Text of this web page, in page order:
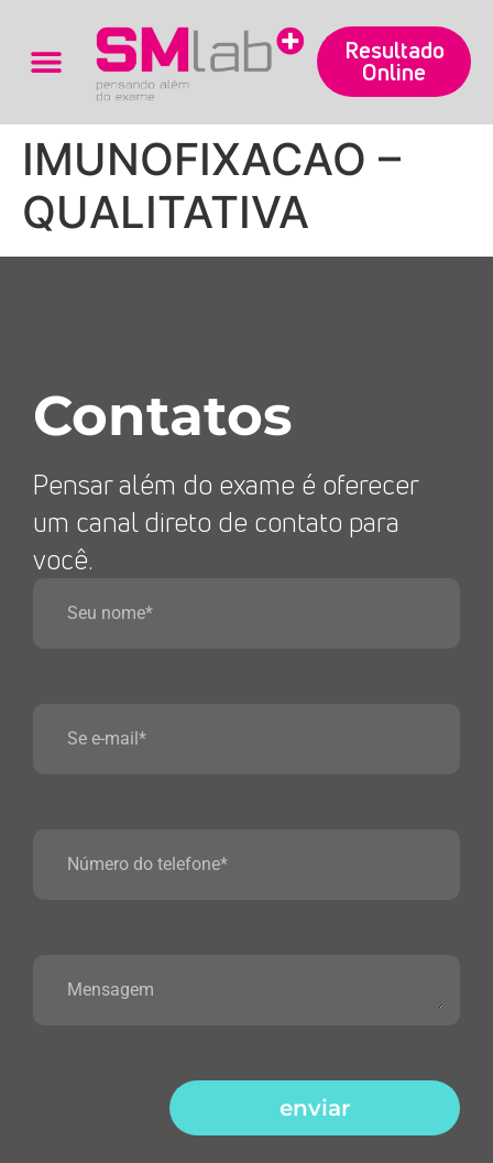
Resultado
Online
IMUNOFIXACAO –
QUALITATIVA
Contatos
Pensar além do exame é oferecer
um canal direto de contato para
você.
enviar